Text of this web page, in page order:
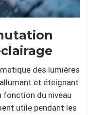
des lumières
et éteignant
fonction du niveau
utile pendant les